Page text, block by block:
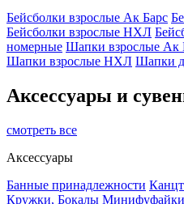
Бейсболки взрослые Ак Барс
Бейсболки взрослые НХЛ
номерные Шапки взрослые Ак
Шапки взрослые НХЛ Шапки
Аксессуары и
смотреть все
Аксессуары
Банные принадлежности
Кружки, Бокалы Минифуфайки